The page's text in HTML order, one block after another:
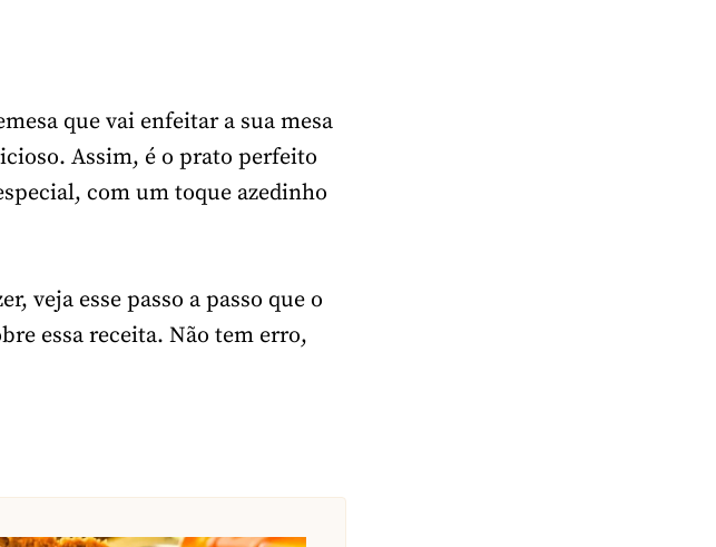
que vai enfeitar a sua mesa
Assim, é o prato perfeito
com um toque azedinho
veja esse passo a passo que o
essa receita. Não tem erro,